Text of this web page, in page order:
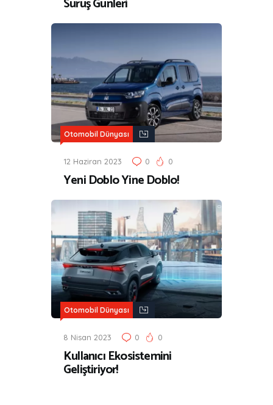
Sürüş Günleri
Otomobil Dünyası
12 Haziran 2023 0 0
Yeni Doblo Yine Doblo!
Otomobil Dünyası
8 Nisan 2023 0 0
Kullanıcı Ekosistemini
Geliştiriyor!